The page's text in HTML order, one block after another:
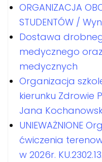
ORGANIZACJA
STUDENTÓW /
Dostawa
medycznego
medycznych
Organizacja
kierunku Zdrowie
Jana
UNIEWAŻNIONE
ćwiczenia
w 2026r.